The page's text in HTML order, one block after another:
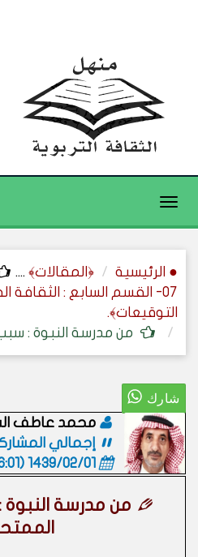
Toggle
● الرئيسية ﴿المقالات﴾ ....
07- القسم السابع : الثقافة
التوقيعات﴾.
من مدرسة النبوة :
محمد عاطف
إجمالي المشاركات
1439/02/01 (06:01 صباحاً)
من مدرسة